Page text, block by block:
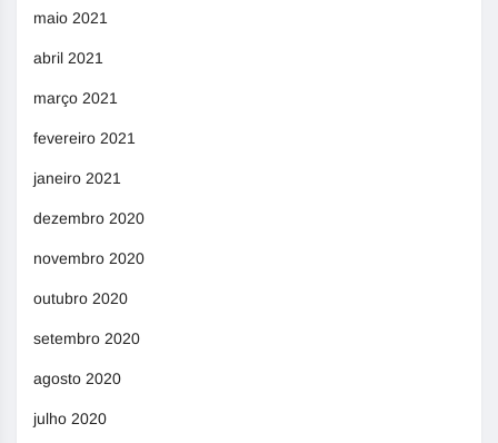
maio 2021
abril 2021
março 2021
fevereiro 2021
janeiro 2021
dezembro 2020
novembro 2020
outubro 2020
setembro 2020
agosto 2020
julho 2020